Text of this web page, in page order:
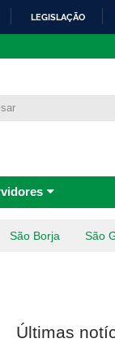
LEGISLAÇÃO
São Borja São
Últimas